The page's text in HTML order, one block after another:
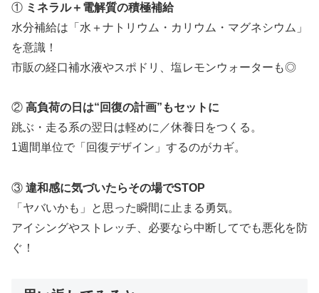
① ミネラル＋電解質の積極補給
水分補給は「水＋ナトリウム・カリウム・マグネシウム」
を意識！
市販の経口補水液やスポドリ、塩レモンウォーターも◎
② 高負荷の日は“回復の計画”もセットに
跳ぶ・走る系の翌日は軽めに／休養日をつくる。
1週間単位で「回復デザイン」するのがカギ。
③ 違和感に気づいたらその場でSTOP
「ヤバいかも」と思った瞬間に止まる勇気。
アイシングやストレッチ、必要なら中断してでも悪化を防
ぐ！